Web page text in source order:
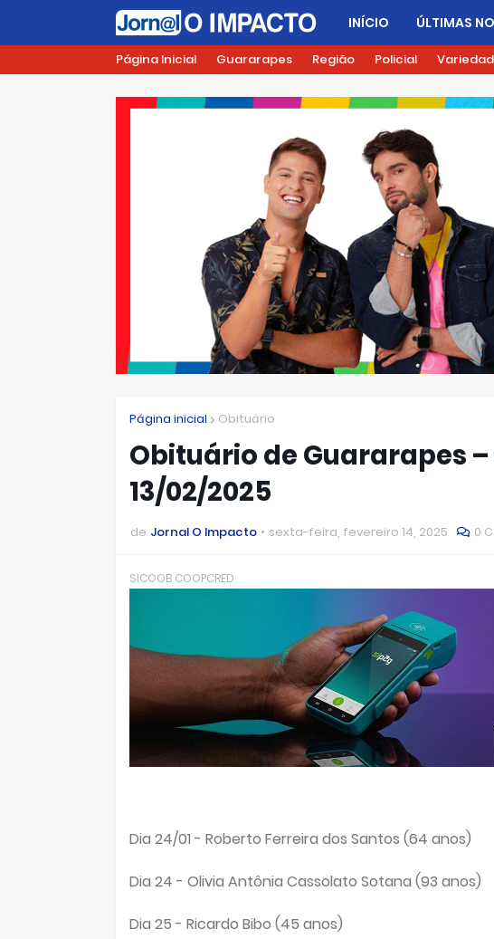
INÍCIO ÚLTIMAS
Página Inicial Guararapes Região Policial
Página inicial Obituário
Obituário de Guararapes –
13/02/2025
de Jornal O Impacto sexta-feira, fevereiro 14, 2025 0
SICOOB COOPCRED
Dia 24/01 - Roberto Ferreira dos Santos (64 anos)
Dia 24 - Olivia Antônia Cassolato Sotana (93 anos)
Dia 25 - Ricardo Bibo (45 anos)